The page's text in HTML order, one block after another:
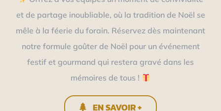
et de partage inoubliable, où la tradition de Noël se
mêle à la féerie du forain. Réservez dès maintenant
notre formule goûter de Noël pour un événement
festif et gourmand qui restera gravé dans les
mémoires de tous !
EN SAVOIR +